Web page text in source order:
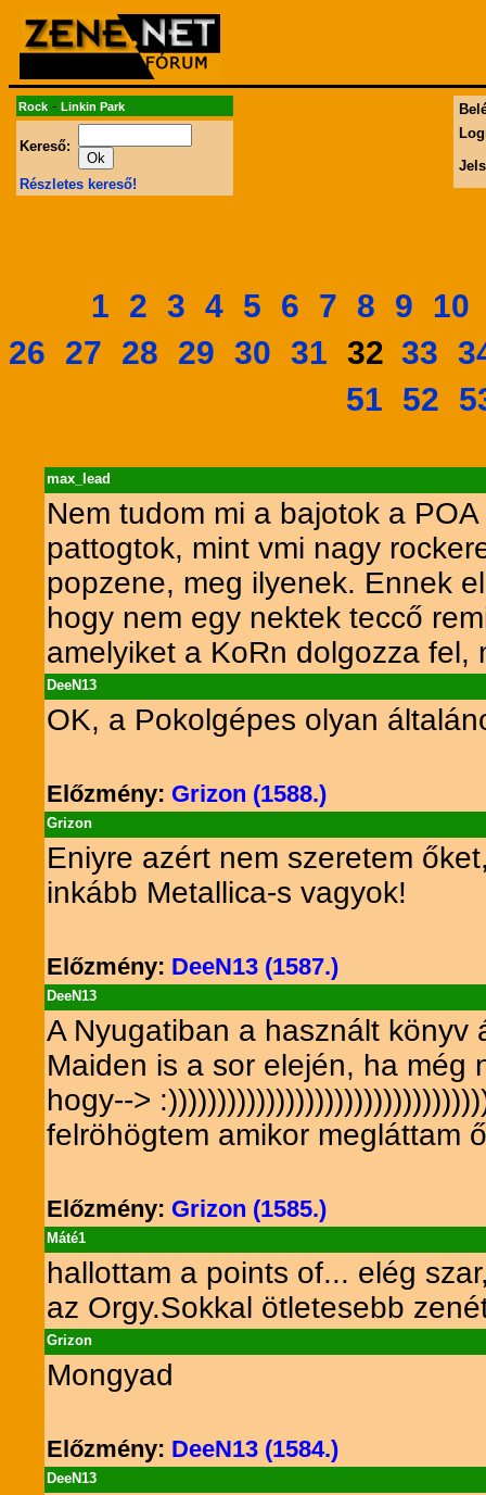
Rock - Linkin Park
Kereső:
Részletes kereső!
1 2 3 4 5 6 7 8 9 10
26 27 28 29 30 31 32 33
51 52
max_lead
Nem tudom mi a bajotok a
pattogtok, mint vmi nagy
popzene, meg ilyenek. Ennek
hogy nem egy nektek teccő
amelyiket a KoRn dolgozza
DeeN13
OK, a Pokolgépes olyan
Előzmény: Grizon (1588.)
Grizon
Eniyre azért nem szeretem
inkább Metallica-s vagyok!
Előzmény: DeeN13 (1587.)
DeeN13
A Nyugatiban a használt
Maiden is a sor elején, ha még
hogy-->
felröhögtem amikor megláttam
Előzmény: Grizon (1585.)
Máté1
hallottam a points of... elég
az Orgy.Sokkal ötletesebb
Grizon
Mongyad
Előzmény: DeeN13 (1584.)
DeeN13